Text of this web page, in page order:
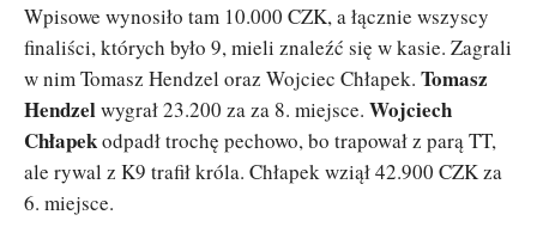
Wpisowe wynosiło tam 10.000 CZK, a łącznie wszyscy
finaliści, których było 9, mieli znaleźć się w kasie. Zagrali
w nim Tomasz Hendzel oraz Wojciec Chłapek. Tomasz
Hendzelwygrał 23.200 za za 8. miejsce. Wojciech
Chłapekodpadł trochę pechowo, bo trapował z parą TT,
ale rywal z K9 trafił króla. Chłapek wziął 42.900 CZK za
6. miejsce.